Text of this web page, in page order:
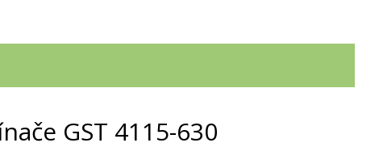
GST 4115-630